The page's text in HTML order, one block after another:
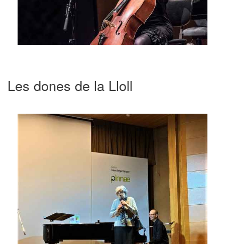
Les dones de la Lloll